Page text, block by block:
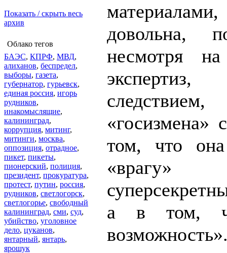
Показать / скрыть весь
архив
Облако тегов
БАЭС, КПРФ, МВД,
алиханов, беспредел,
выборы, газета,
губернатор, гурьевск,
единая россия, игорь
рудников,
инакомыслящие,
калининград,
коррупция, митинг,
митинги, москва,
оппозиция, отрадное,
пикет, пикеты,
пионерский, полиция,
президент, прокуратура,
протест, путин, россия,
рудников, светлогорск,
светлогорье, свободный
калининград, сми, суд,
убийство, уголовное
дело, цуканов,
янтарный, янтарь,
ярошук
довольна,
несмотря
экспертиз,
«госизмена»
том, что она
«врагу»
а в том,